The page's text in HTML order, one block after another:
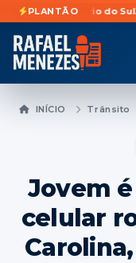
PLANTÃO
Rosário do Sul Jovem é
INÍCIO Trânsito
Jovem
celular